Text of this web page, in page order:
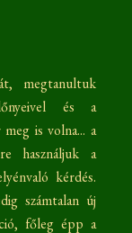
megtanultuk
és a
is volna... a
használjuk a
kérdés.
számtalan új
főleg épp a